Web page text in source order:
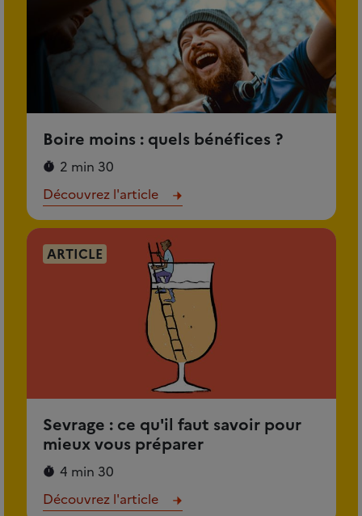
Boire moins : quels bénéfices ?
2 min 30
Découvrez l'article
ARTICLE
Sevrage : ce qu'il faut savoir pour
mieux vous préparer
4 min 30
Découvrez l'article